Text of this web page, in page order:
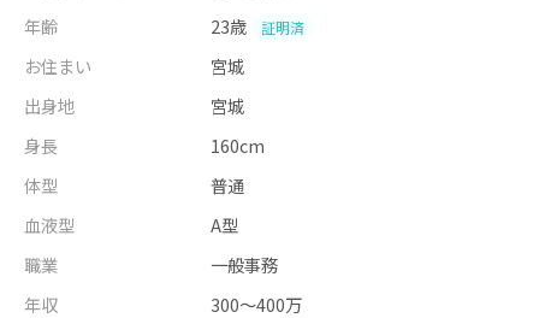
年齢
23歳 証明済
お住まい
宮城
出身地
宮城
身長
160cm
体型
普通
血液型
A型
職業
一般事務
年収
300～400万